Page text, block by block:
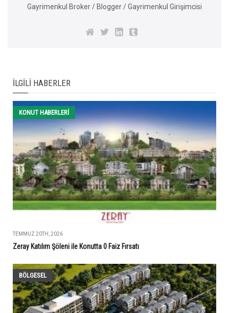
Gayrimenkul Broker / Blogger / Gayrimenkul Girişimcisi
İLGILI HABERLER
KONUT HABERLERI
TEMMUZ 20TH, 2026
Zeray Katılım Şöleni ile Konutta 0 Faiz Fırsatı
BÖLGESEL